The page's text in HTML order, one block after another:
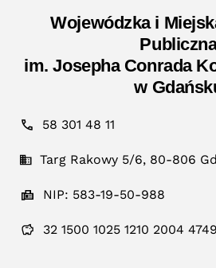
Wojewódzka i
im. Josepha Conrada
w
58 301 48 11
Targ Rakowy 5/6, 80-806
NIP: 583-19-50-988
32 1500 1025 1210 2004